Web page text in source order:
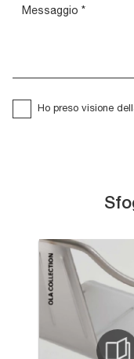
Ho preso visione